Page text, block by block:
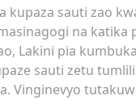
kupaza sauti zao
na katika
Lakini pia
sauti zetu
Vinginevyo